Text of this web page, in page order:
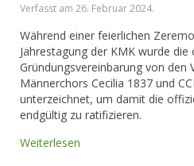
Verfasst am 26. Februar 2024.
Während einer feierlichen
Jahrestagung der KMK wurde die
Gründungsvereinbarung von den
Männerchors Cecilia 1837 und
unterzeichnet, um damit die
endgültig zu ratifizieren.
Weiterlesen